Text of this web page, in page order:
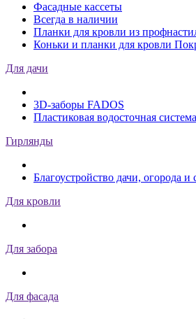
Фасадные кассеты
Всегда в наличии
Планки для кровли из
Коньки и планки для кровли
Для дачи
3D-заборы FADOS
Пластиковая водосточная
Гирлянды
Благоустройство дачи, огорода и
Для кровли
Для забора
Для фасада